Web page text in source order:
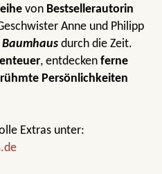
von Bestsellerautorin
Anne und Philipp
durch die Zeit.
, entdecken ferne
Persönlichkeiten
Extras unter: